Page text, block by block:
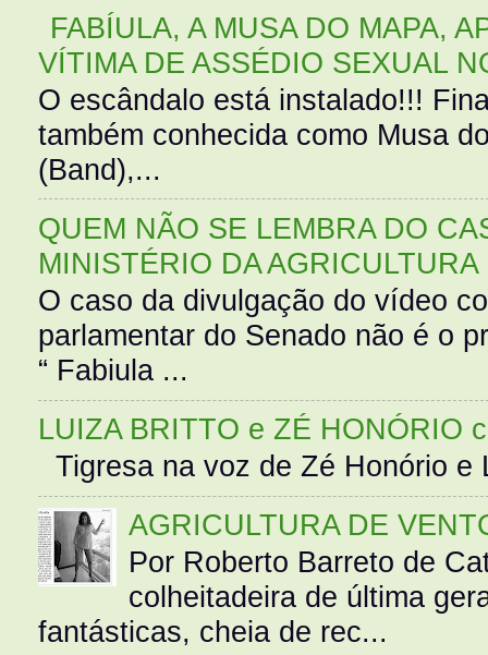
FABÍULA, A MUSA DO MAPA,
VÍTIMA DE ASSÉDIO SEXUAL
O escândalo está instalado!!!
também conhecida como Musa
(Band),...
QUEM NÃO SE LEMBRA DO
MINISTÉRIO DA AGRICULTURA
O caso da divulgação do vídeo
parlamentar do Senado não é o
“ Fabiula ...
LUIZA BRITTO e ZÉ HONÓRIO
Tigresa na voz de Zé Honório
AGRICULTURA DE
Por Roberto Barreto de
colheitadeira de última
fantásticas, cheia de rec...